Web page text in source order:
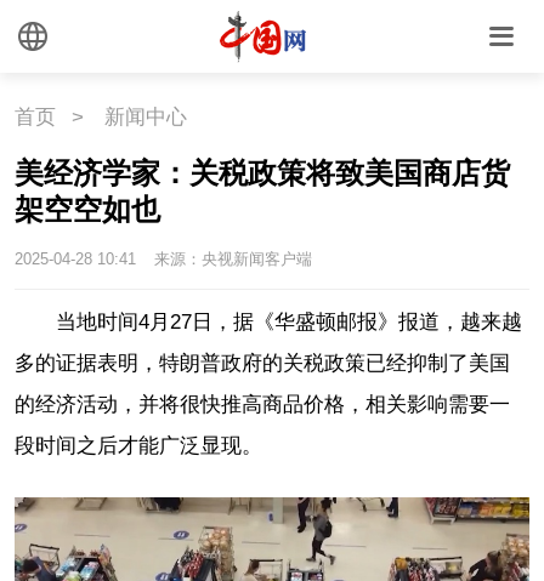
首页 > 新闻中心
美经济学家：关税政策将致美国商店货
架空空如也
2025-04-28 10:41 来源：央视新闻客户端
当地时间4月27日，据《华盛顿邮报》报道，越来越
多的证据表明，特朗普政府的关税政策已经抑制了美国
的经济活动，并将很快推高商品价格，相关影响需要一
段时间之后才能广泛显现。